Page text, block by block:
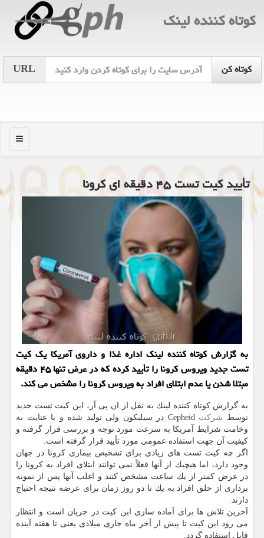
كوتاه كننده لینك
URL
منو
تأیید كیت تست ۴۵ دقیقه ای كرونا
به گزارش كوتاه كننده لینك اداره غذا و داروی آمریكا یك كیت
تست جدید ویروس كرونا را تأیید كرده كه در عرض تنها ۴۵ دقیقه
مبتلا شدن یا عدم ابتلای افراد به ویروس كرونا را مشخص می كند.
به گزارش كوتاه كننده لینك به نقل از ان پی آر، این كیت تست جدید
توسط شركت
Cepheid در سیلیكون ولی تولید شده و با عنایت به
وخامت شرایط آمریكا به سرعت مورد توجه و بررسی قرار گرفته و
كیفیت آن جهت استفاده عمومی مورد تأیید قرار گرفته است.
اگر چه كیت تست های زیادی برای تشخیص بیماری كرونا در جهان
وجود دارد، اما هیچیك از آنها فعلاً نمی توانند ابتلای افراد به كرونا را
در عرض كمتر از یك ساعت مشخص كنند و اغلب آنها پس از نمونه
برداری از حلق افراد به یك تا دو روز زمان برای عرضه نتیجه احتیاج
دارند.
آخرین تلاش ها برای آماده سازی این كیت در جریان است و انتظار
می رود این كیت تا پیش از آخر ماه جاری میلادی یعنی تا هفته آینده
قابل استفاده گردد.